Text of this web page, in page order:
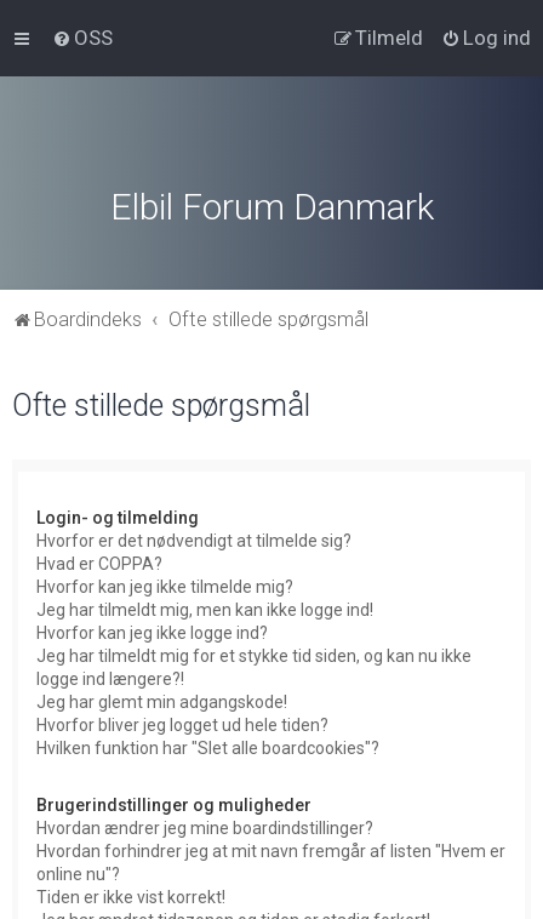
OSS Log ind
Tilmeld
Elbil Forum Danmark
Boardindeks Ofte stillede spørgsmål
Ofte stillede spørgsmål
Login- og tilmelding
Hvorfor er det nødvendigt at tilmelde sig?
Hvad er COPPA?
Hvorfor kan jeg ikke tilmelde mig?
Jeg har tilmeldt mig, men kan ikke logge ind!
Hvorfor kan jeg ikke logge ind?
Jeg har tilmeldt mig for et stykke tid siden, og kan nu ikke
logge ind længere?!
Jeg har glemt min adgangskode!
Hvorfor bliver jeg logget ud hele tiden?
Hvilken funktion har "Slet alle boardcookies"?
Brugerindstillinger og muligheder
Hvordan ændrer jeg mine boardindstillinger?
Hvordan forhindrer jeg at mit navn fremgår af listen "Hvem er
online nu"?
Tiden er ikke vist korrekt!